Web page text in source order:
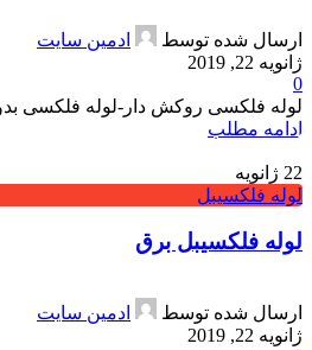
ارسال شده توسط
ادمین سایت
ژانویه 22, 2019
0
لوله فلکسی روکش دار-لوله فلکسی
ادامه مطلب
22 ژانویه
لوله فلکسیبل
لوله فلکسیبل برق
ارسال شده توسط
ادمین سایت
ژانویه 22, 2019